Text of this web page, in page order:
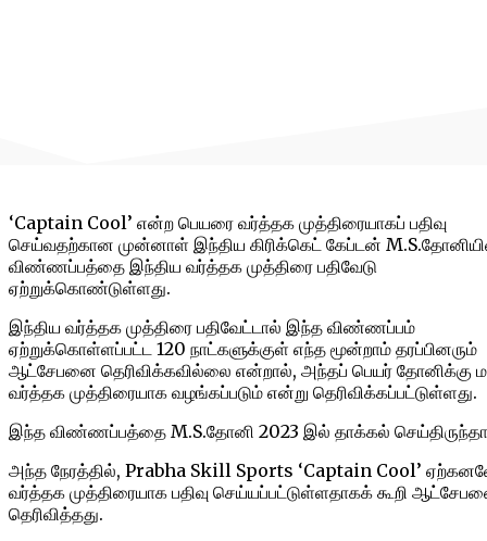
‘Captain Cool’ என்ற பெயரை வர்த்தக முத்திரையாகப் பதிவு
செய்வதற்கான முன்னாள் இந்திய கிரிக்கெட் கேப்டன்
விண்ணப்பத்தை இந்திய வர்த்தக முத்திரை பதிவேடு
ஏற்றுக்கொண்டுள்ளது.
இந்திய வர்த்தக முத்திரை பதிவேட்டால் இந்த விண்ணப்பம்
ஏற்றுக்கொள்ளப்பட்ட 120 நாட்களுக்குள் எந்த மூன்றாம் தரப்பினரும்
ஆட்சேபனை தெரிவிக்கவில்லை என்றால், அந்தப் பெயர் தோனிக்கு
வர்த்தக முத்திரையாக வழங்கப்படும் என்று தெரிவிக்கப்பட்டுள்ளது.
இந்த விண்ணப்பத்தை M.S.தோனி 2023 இல் தாக்கல்
அந்த நேரத்தில், Prabha Skill Sports ‘Captain Cool’
வர்த்தக முத்திரையாக பதிவு செய்யப்பட்டுள்ளதாகக் கூறி
தெரிவித்தது.